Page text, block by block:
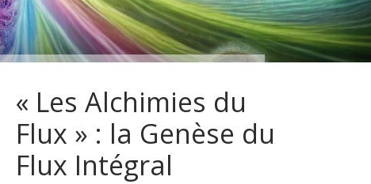
« Les Alchimies du
Flux » : la Genèse du
Flux Intégral